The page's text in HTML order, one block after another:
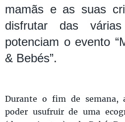
mamãs e as suas
disfrutar das
potenciam o evento
& Bebés”.
Durante o fim de semana,
poder usufruir de uma